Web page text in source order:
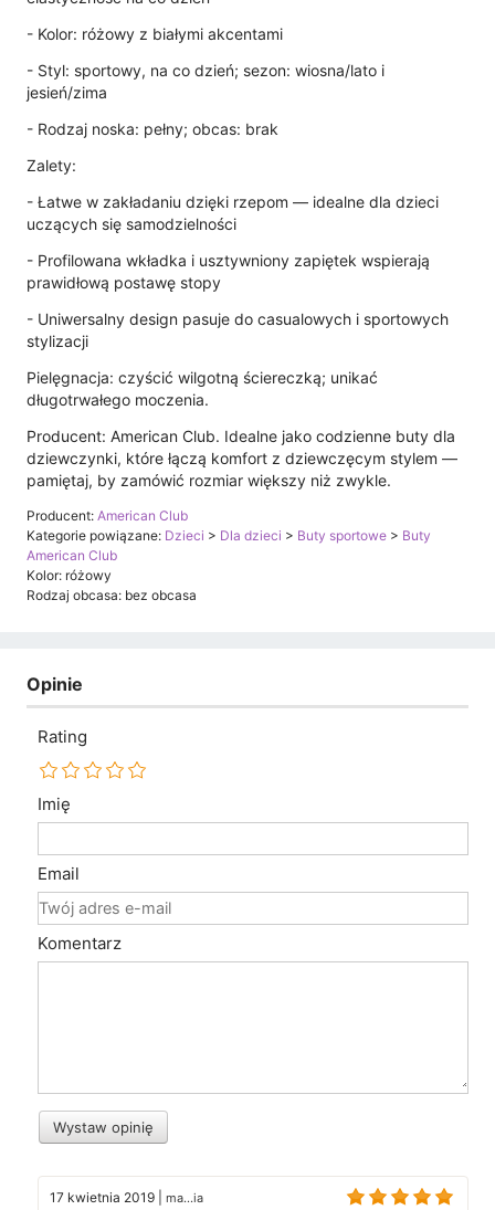
- Kolor: różowy z białymi akcentami
- Styl: sportowy, na co dzień; sezon: wiosna/lato i
jesień/zima
- Rodzaj noska: pełny; obcas: brak
Zalety:
- Łatwe w zakładaniu dzięki rzepom — idealne dla dzieci
uczących się samodzielności
- Profilowana wkładka i usztywniony zapiętek wspierają
prawidłową postawę stopy
- Uniwersalny design pasuje do casualowych i sportowych
stylizacji
Pielęgnacja: czyścić wilgotną ściereczką; unikać
długotrwałego moczenia.
Producent: American Club. Idealne jako codzienne buty dla
dziewczynki, które łączą komfort z dziewczęcym stylem —
pamiętaj, by zamówić rozmiar większy niż zwykle.
Producent: American Club
Kategorie powiązane: Dzieci > Dla dzieci > Buty sportowe > Buty
American Club
Kolor: różowy
Rodzaj obcasa: bez obcasa
Opinie
Rating
Imię
Email
Komentarz
Wystaw opinię
17 kwietnia 2019 ma...ia